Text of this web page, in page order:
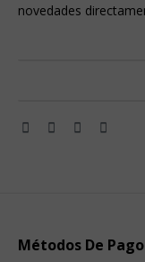
novedades
Métodos De Pago